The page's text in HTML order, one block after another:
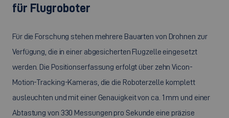
für Flugroboter
Für die Forschung stehen mehrere Bauarten von Drohnen zur
Verfügung, die in einer abgesicherten Flugzelle eingesetzt
werden. Die Positionserfassung erfolgt über zehnVicon-
Motion-Tracking-Kameras, die die Roboterzelle komplett
ausleuchten und mit einer Genauigkeit von ca. 1 mm und einer
Abtastung von 330 Messungen pro Sekunde eine präzise